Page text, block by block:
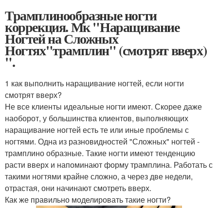
Трамплинообразные ногти
коррекция. Мк "Наращивание
Ногтей на Сложных
Ногтях"трамплин" (смотрят вверх)
".
1 как выполнить наращивание ногтей, если ногти
смотрят вверх?
Не все клиенты идеальные ногти имеют. Скорее даже
наоборот, у большинства клиентов, выполняющих
наращивание ногтей есть те или иные проблемы с
ногтями. Одна из разновидностей "Сложных" ногтей -
трамплино образные. Такие ногти имеют тенденцию
расти вверх и напоминают форму трамплина. Работать с
такими ногтями крайне сложно, а через две недели,
отрастая, они начинают смотреть вверх.
Как же правильно моделировать такие ногти?